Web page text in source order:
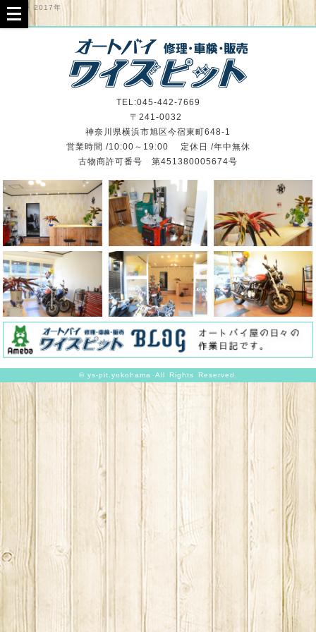
TOP > 2017年
TEL:045-442-7669
〒241-0032
神奈川県横浜市旭区今宿東町648-1
営業時間 /10:00～19:00 定休日 /年中無休
古物商許可番号 第451380005674号
© ys-pit.yokohama All Rights Reserved.